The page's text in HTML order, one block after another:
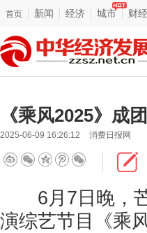
首页 新闻 经济 城市 财经
《乘风2025》成
2025-06-09 16:26:12 消费日报网
6月7日晚，芒
演综艺节目《乘